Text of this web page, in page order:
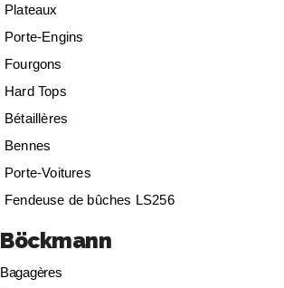
Plateaux
Porte-Engins
Fourgons
Hard Tops
Bétaillères
Bennes
Porte-Voitures
Fendeuse de bûches LS256
Böckmann
Bagagères